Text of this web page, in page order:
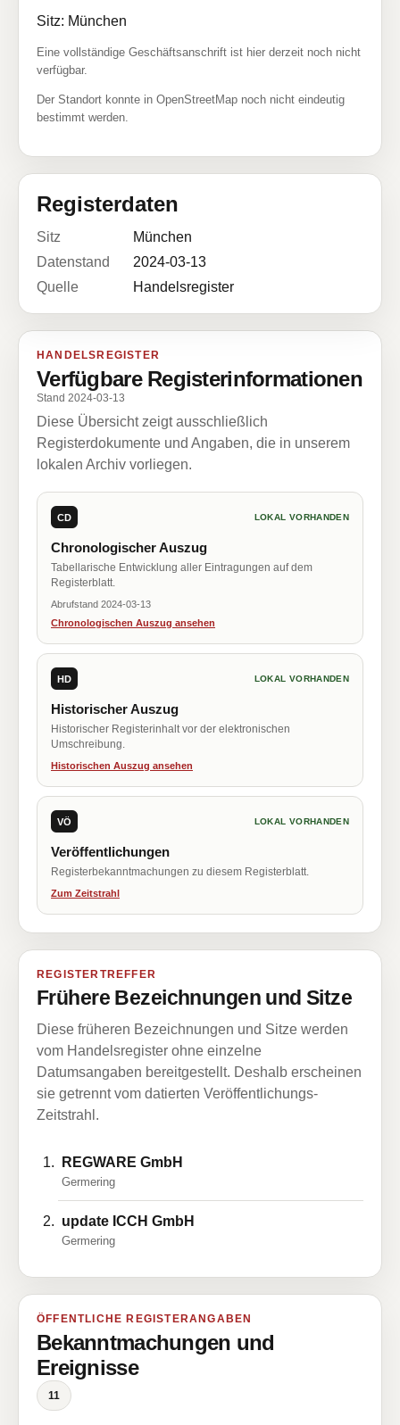
Sitz: München
Eine vollständige Geschäftsanschrift ist hier derzeit noch nicht
verfügbar.
Der Standort konnte in OpenStreetMap noch nicht eindeutig
bestimmt werden.
Registerdaten
Sitz
München
Datenstand
2024-03-13
Quelle
Handelsregister
HANDELSREGISTER
Verfügbare Registerinformationen
Stand 2024-03-13
Diese Übersicht zeigt ausschließlich
Registerdokumente und Angaben, die in unserem
lokalen Archiv vorliegen.
CD LOKAL VORHANDEN
Chronologischer Auszug
Tabellarische Entwicklung aller Eintragungen auf dem
Registerblatt.
Abrufstand 2024-03-13
Chronologischen Auszug ansehen
HD LOKAL VORHANDEN
Historischer Auszug
Historischer Registerinhalt vor der elektronischen
Umschreibung.
Historischen Auszug ansehen
VÖ LOKAL VORHANDEN
Veröffentlichungen
Registerbekanntmachungen zu diesem Registerblatt.
Zum Zeitstrahl
REGISTERTREFFER
Frühere Bezeichnungen und Sitze
Diese früheren Bezeichnungen und Sitze werden
vom Handelsregister ohne einzelne
Datumsangaben bereitgestellt. Deshalb erscheinen
sie getrennt vom datierten Veröffentlichungs-
Zeitstrahl.
REGWARE GmbH
Germering
update ICCH GmbH
Germering
ÖFFENTLICHE REGISTERANGABEN
Bekanntmachungen und
Ereignisse
11